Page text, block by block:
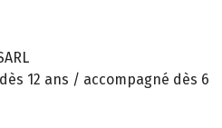
12 ans / accompagné dès 6